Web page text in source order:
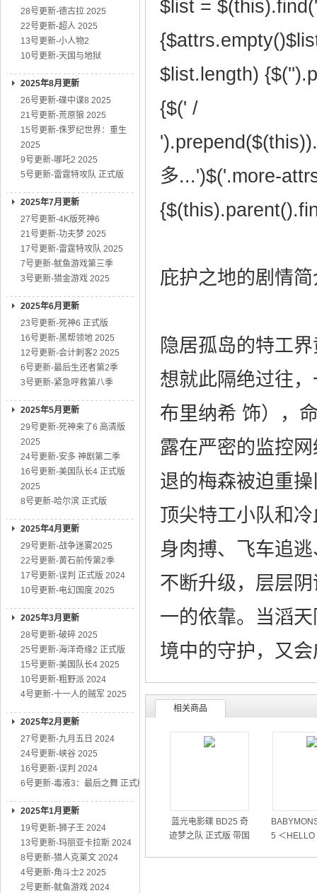
28号更新-德古拉 2025
22号更新-超人 2025
13号更新-小人物2
10号更新-天国与地狱
2025年8月更新
26号更新-碟中谍8 2025
21号更新-荒原狼 2025
15号更新-侏罗纪世界：重生
2025
9号更新-哪吒2 2025
5号更新-雷霆特攻队 正式版
2025年7月更新
27号更新-4K版死神6
21号更新-功夫梦 2025
17号更新-雷霆特攻队 2025
7号更新-鱿鱼游戏第三季
3号更新-猎金游戏 2025
2025年6月更新
23号更新-死神6 正式版
16号更新-黑帮领地 2025
12号更新-会计刺客2 2025
6号更新-最后生还者第2季
3号更新-紧急呼救第八季
2025年5月更新
29号更新-死神来了6 高清版
2025
24号更新-安多 神剧第二季
16号更新-美国队长4 正式版
2025
8号更新-哈尔滨 正式版
2025年4月更新
29号更新-战争迷雾2025
22号更新-黄石前传第2季
17号更新-误判 正式版 2024
10号更新-电幻国度 2025
2025年3月更新
28号更新-破碎 2025
25号更新-海洋奇缘2 正式版
15号更新-美国队长4 2025
10号更新-粗野派 2024
4号更新-十一人的贼军 2025
2025年2月更新
27号更新-九月五日 2024
24号更新-峡谷 2025
16号更新-误判 2024
6号更新-毒液3：最后之舞 正式版
2025年1月更新
19号更新-狮子王 2024
13号更新-玛丽亚卡拉斯 2024
8号更新-猎人克莱文 2024
4号更新-角斗士2 2025
2号更新-鱿鱼游戏 2024
$list =
$list.length)
{$(' /
多...')$('.more-
庇护之地的剧情简
隐居孤岛的特工
想就此隔绝过往
布里纳希 饰），
露在严密的监控
退的梅森被迫重
顶尖特工小队和
身肉搏、飞车追
不断升级，层层
一的依靠。当滔
境中的守护，又
相关商品
蓝光电影碟 BD25 奇
迹梦之队 正式版 带国
5 ＜HELLO